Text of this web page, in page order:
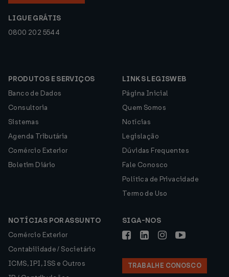
LIGUE GRÁTIS
0800 202 5544
PRODUTOS E SERVIÇOS
Banco de Dados
Consultoria
Sistemas
Agenda Tributária
Comércio Exterior
Boletim Diário
LINKS LEGISWEB
Página Inicial
Quem Somos
Notícias
Legislação
Dúvidas Frequentes
Fale Conosco
Política de Privacidade
Termo de Uso
NOTÍCIAS POR ASSUNTO
Comércio Exterior
Contabilidade / Societário
ICMS, IPI, ISS e Outros
SIGA-NOS
TRABALHE CONOSCO